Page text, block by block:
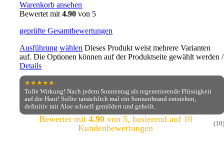
Warenkorb ansehen
Bewertet mit4.90 von 5
geprüfte Gesamtbewertungen
Ausführung wählen Dieses Produkt weist mehrere Varianten
auf. Die Optionen können auf der Produktseite gewählt werden/
Details
★★★★★
Tolle Wirkung! Nach jedem Sonnentag als regenerierende Flüssigkeit
auf die Haut! Sollte tatsächlich mal ein Sonnenbrand entstehen,
definitiv mit Aloe schnell gemildert und geheilt.
Bewertet mit 4.90von 5, basierend auf 10
Kundenbewertungen
(10)